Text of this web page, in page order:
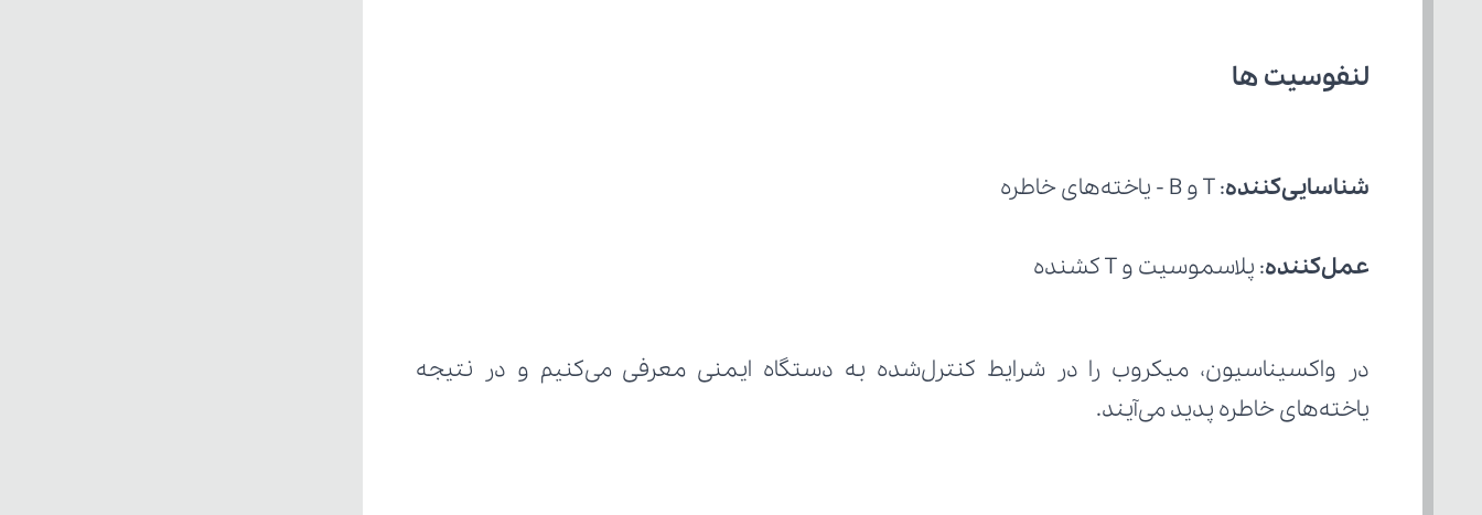
لنفوسیت ها
شناسایی‌کننده: T و B - یاخته‌های خاطره
عمل‌کننده: پلاسموسیت و T کشنده
یاخته‌های خاطره پدید می‌آیند.